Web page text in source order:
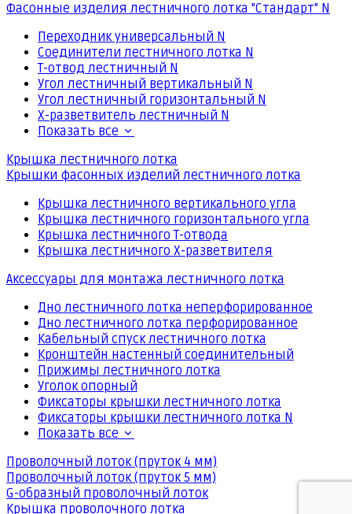
Фасонные изделия лестничного лотка "Стандарт" N
Переходник универсальный N
Соединители лестничного лотка N
Т-отвод лестничный N
Угол лестничный вертикальный N
Угол лестничный горизонтальный N
Х-разветвитель лестничный N
Показать все
Крышка лестничного лотка
Крышки фасонных изделий лестничного лотка
Крышка лестничного вертикального угла
Крышка лестничного горизонтального угла
Крышка лестничного Т-отвода
Крышка лестничного Х-разветвителя
Аксессуары для монтажа лестничного лотка
Дно лестничного лотка неперфорированное
Дно лестничного лотка перфорированное
Кабельный спуск лестничного лотка
Кронштейн настенный соединительный
Прижимы лестничного лотка
Уголок опорный
Фиксаторы крышки лестничного лотка
Фиксаторы крышки лестничного лотка N
Показать все
Проволочный лоток (пруток 4 мм)
Проволочный лоток (пруток 5 мм)
G-образный проволочный лоток
Крышка проволочного лотка